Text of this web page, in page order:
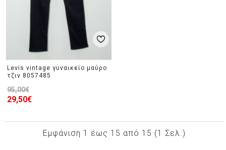
Levis vintage γυναικείο μαύρο
τζιν 8057485
29,50€
95,00€
Εμφάνιση 1 έως 15 από 15 (1 Σελ.)